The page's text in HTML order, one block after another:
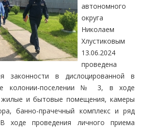
автономного
округа
Николаем
Хлустиковым
13.06.2024
проведена
законности в дислоцированной в
колонии-поселении № 3, в ходе
и бытовые помещения, камеры
банно-прачечный комплекс и ряд
ходе проведения личного приема